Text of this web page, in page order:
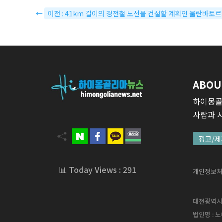
← 이전 : 41km 길이의 경전철 노선을 건설할 계획인 울란바토
📊 Today Views : 291
하이몽
사람과
광고/
개인정보
대전광역
법인명 :